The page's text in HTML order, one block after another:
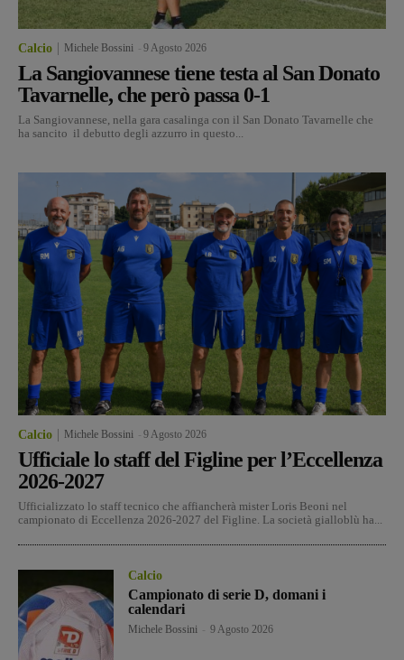
Calcio Michele Bossini 9 Agosto 2026
La Sangiovannese tiene testa al San Donato
Tavarnelle, che però passa 0-1
La Sangiovannese, nella gara casalinga con il San Donato Tavarnelle che
ha sancito il debutto degli azzurro in questo...
Calcio Michele Bossini 9 Agosto 2026
Ufficiale lo staff del Figline per l’Eccellenza
2026-2027
Ufficializzato lo staff tecnico che affiancherà mister Loris Beoni nel
campionato di Eccellenza 2026-2027 del Figline. La società gialloblù ha...
Calcio
Campionato di serie D, domani i
calendari
Michele Bossini 9 Agosto 2026